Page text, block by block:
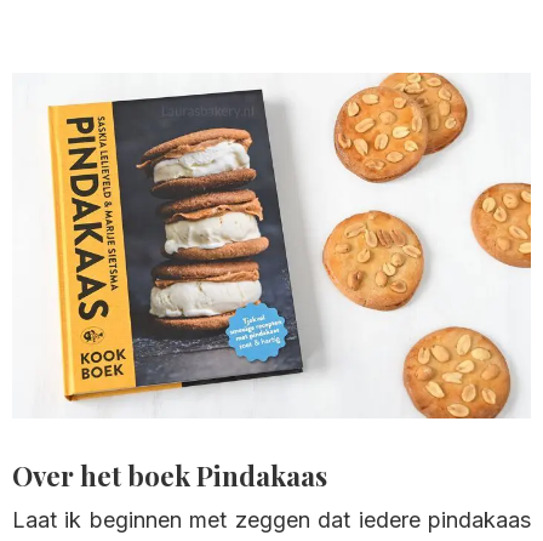
Over het boek Pindakaas
Laat ik beginnen met zeggen dat iedere pindakaas